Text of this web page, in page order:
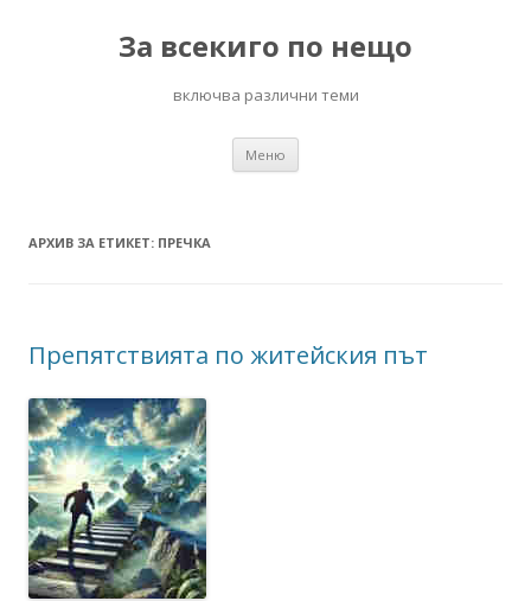
За всекиго по нещо
включва различни теми
Меню
АРХИВ ЗА ЕТИКЕТ: ПРЕЧКА
Препятствията по житейския път